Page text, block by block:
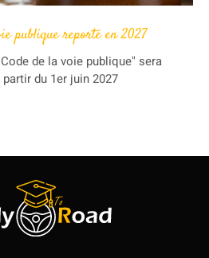
publique reporté en 2027
de la voie publique" sera
du 1er juin 2027